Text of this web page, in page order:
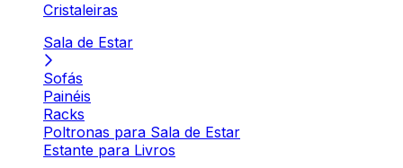
Cristaleiras
Sala de Estar
Sofás
Painéis
Racks
Poltronas para Sala de Estar
Estante para Livros